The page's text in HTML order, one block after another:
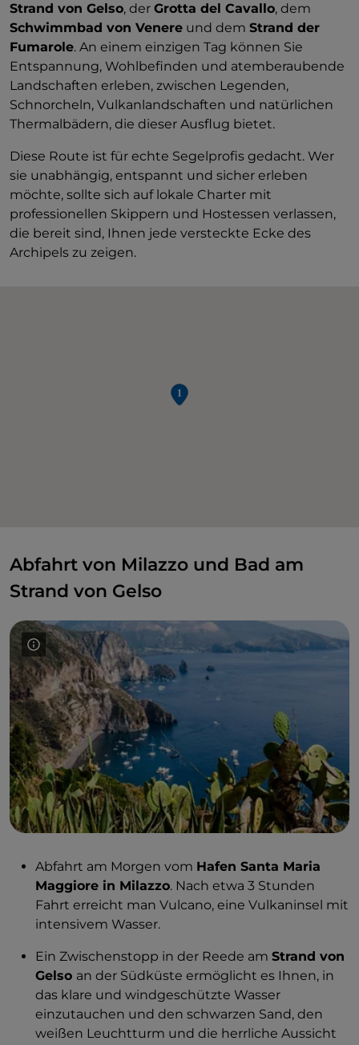
Strand von Gelso, der Grotta del Cavallo, dem
Schwimmbad von Venere und dem Strand der
Fumarole. An einem einzigen Tag können Sie
Entspannung, Wohlbefinden und atemberaubende
Landschaften erleben, zwischen Legenden,
Schnorcheln, Vulkanlandschaften und natürlichen
Thermalbädern, die dieser Ausflug bietet.
Diese Route ist für echte Segelprofis gedacht. Wer
sie unabhängig, entspannt und sicher erleben
möchte, sollte sich auf lokale Charter mit
professionellen Skippern und Hostessen verlassen,
die bereit sind, Ihnen jede versteckte Ecke des
Archipels zu zeigen.
Abfahrt von Milazzo und Bad am
Strand von Gelso
Abfahrt am Morgen vom Hafen Santa Maria
Maggiore in Milazzo. Nach etwa 3 Stunden
Fahrt erreicht man Vulcano, eine Vulkaninsel mit
intensivem Wasser.
Ein Zwischenstopp in der Reede am Strand von
Gelso an der Südküste ermöglicht es Ihnen, in
das klare und windgeschützte Wasser
einzutauchen und den schwarzen Sand, den
weißen Leuchtturm und die herrliche Aussicht